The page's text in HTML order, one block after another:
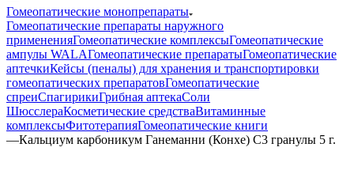
Гомеопатические монопрепараты
Гомеопатические препараты наружного
примененияГомеопатические комплексыГомеопатические
ампулы WALAГомеопатические препаратыГомеопатические
аптечкиКейсы (пеналы) для хранения и транспортировки
гомеопатических препаратовГомеопатические
спреиСпагирикиГрибная аптекаСоли
ШюсслераКосметические средстваВитаминные
комплексыФитотерапияГомеопатические книги
—Кальциум карбоникум Ганеманни (Конхе) С3 гранулы 5 г.